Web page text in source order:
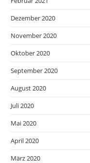
Dezember 2020
November 2020
Oktober 2020
September 2020
August 2020
Juli 2020
Mai 2020
April 2020
März 2020